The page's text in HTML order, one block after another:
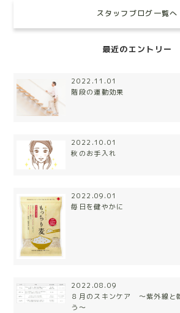
スタッフブログ一覧へ
最近のエントリー
2022.11.01
階段の運動効果
2022.10.01
秋のお手入れ
2022.09.01
毎日を健やかに
2022.08.09
８月のスキンケア 〜紫外線と
う〜